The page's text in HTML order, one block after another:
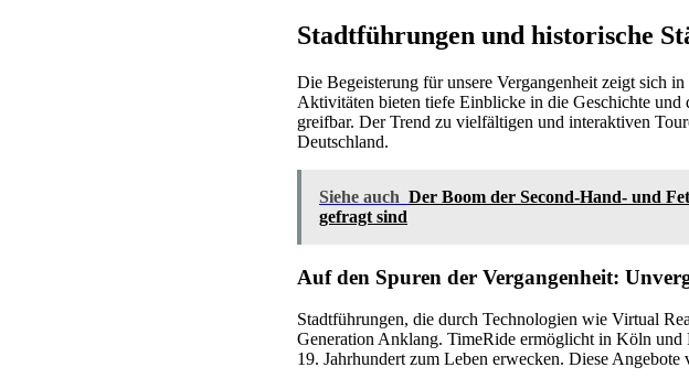
Stadtführungen und historische
Die Begeisterung für unsere Vergangenheit zeigt sich
Aktivitäten bieten tiefe Einblicke in die Geschichte und
greifbar. Der Trend zu vielfältigen und interaktiven
Deutschland.
Siehe auch Der Boom der Second-Hand- und
gefragt sind
Auf den Spuren der Vergangenheit:
Stadtführungen, die durch Technologien wie Virtual
Generation Anklang. TimeRide ermöglicht in Köln und
19. Jahrhundert zum Leben erwecken. Diese